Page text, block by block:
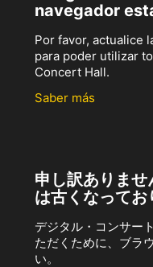
navegador
Por favor, actualice
para poder utilizar
Concert Hall.
Saber más
申し訳ありま
は古くなってお
デジタル・コンサー
ただくために、ブラ
い。